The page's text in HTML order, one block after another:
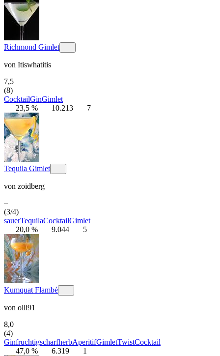
Richmond Gimlet
von Itiswhatitis
7,5
(8)
CocktailGinGimlet
23,5 %
10.213 7
Tequila Gimlet
von zoidberg
–
(3/4)
sauerTequilaCocktailGimlet
20,0 %
9.044 5
Kumquat Flambé
von olli91
8,0
(4)
GinfruchtigscharfherbAperitifGimletTwistCocktail
47,0 %
6.319 1